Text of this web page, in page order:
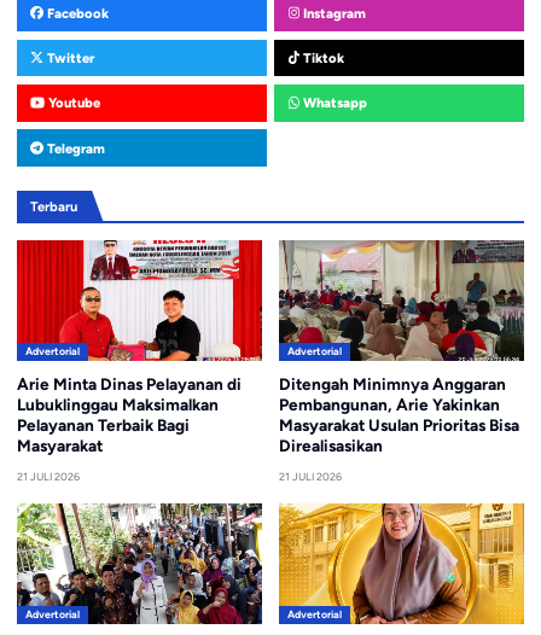
Facebook Instagram
Twitter Tiktok
Youtube Whatsapp
Telegram
Terbaru
Advertorial
Arie Minta Dinas Pelayanan di
Lubuklinggau Maksimalkan
Pelayanan Terbaik Bagi
Masyarakat
21 JULI 2026
Advertorial
Ditengah Minimnya Anggaran
Pembangunan, Arie Yakinkan
Masyarakat Usulan Prioritas Bisa
Direalisasikan
21 JULI 2026
Advertorial Advertorial